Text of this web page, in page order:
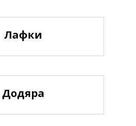
Лафки
Додяра